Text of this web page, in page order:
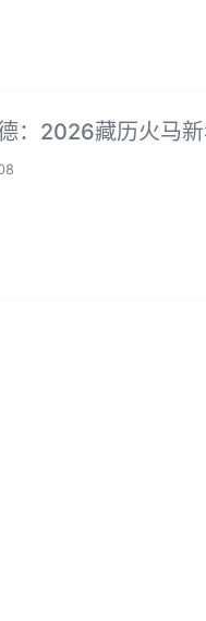
：2026藏历火马